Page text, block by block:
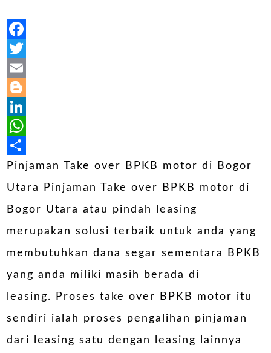
Facebook
Twitter
Email
Blogger
LinkedIn
WhatsApp
Share
Pinjaman Take over BPKB motor di Bogor
Utara Pinjaman Take over BPKB motor di
Bogor Utara atau pindah leasing
merupakan solusi terbaik untuk anda yang
membutuhkan dana segar sementara BPKB
yang anda miliki masih berada di
leasing. Proses take over BPKB motor itu
sendiri ialah proses pengalihan pinjaman
dari leasing satu dengan leasing lainnya